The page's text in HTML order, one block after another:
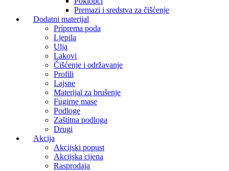
Premazi i sredstva za čišćenje
Dodatni materijal
Priprema poda
Ljepila
Ulja
Lakovi
Čišćenje i održavanje
Profili
Lajsne
Materijal za brušenje
Fugirne mase
Podloge
Zaštitna podloga
Drugi
Akcija
Akcijski popust
Akcijska cijena
Rasprodaja